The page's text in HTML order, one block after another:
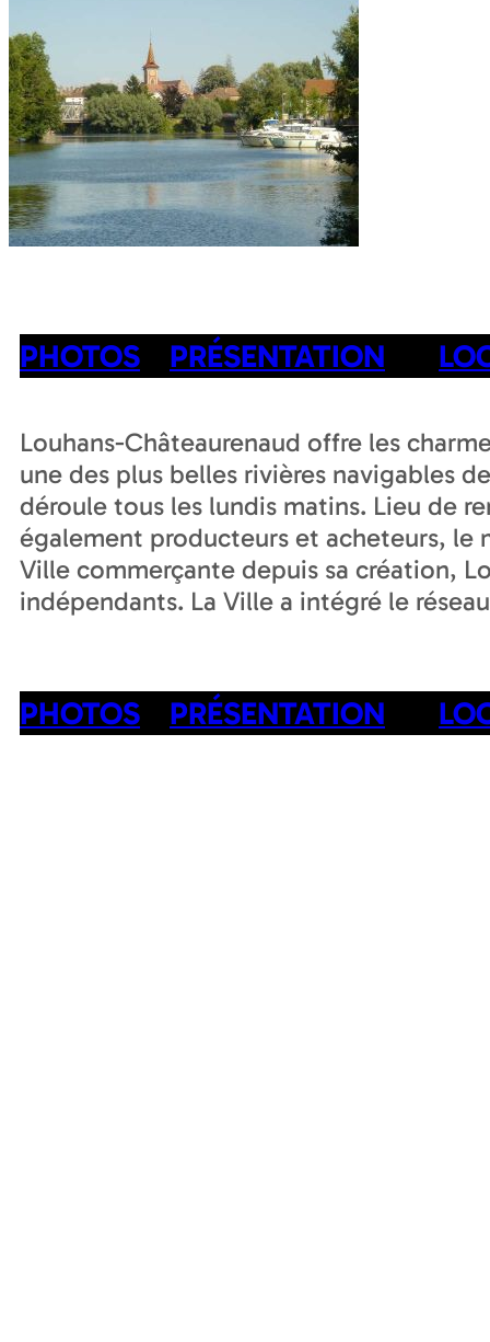
PHOTOS PRÉSENTATION
Louhans-Châteaurenaud offre les
une des plus belles rivières navigables
déroule tous les lundis matins. Lieu de
également producteurs et acheteurs, le
Ville commerçante depuis sa création,
indépendants. La Ville a intégré le
PHOTOS PRÉSENTATION